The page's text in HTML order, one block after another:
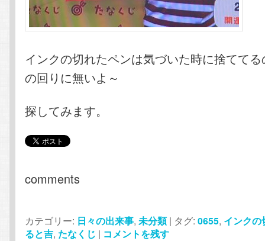
インクの切れたペンは気づいた時に捨てて
の回りに無いよ～
探してみます。
comments
カテゴリー: 日々の出来事,未分類 | タグ: 0655, インクの
ると吉, たなくじ | コメントを残す